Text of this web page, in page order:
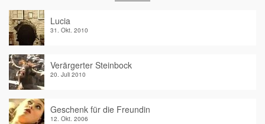
Lucia
31. Okt. 2010
Verärgerter Steinbock
20. Juli 2010
Geschenk für die Freundin
12. Okt. 2006